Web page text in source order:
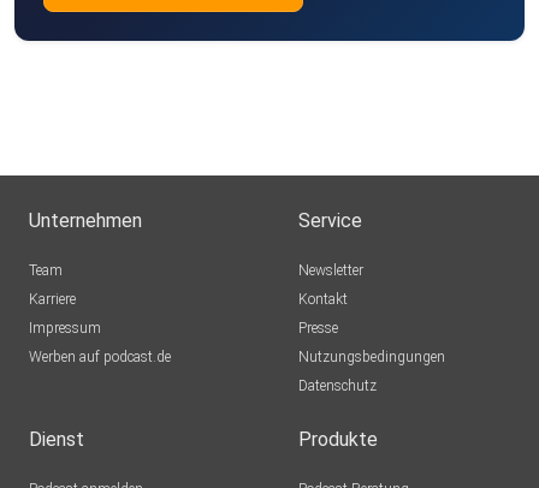
Unternehmen
Team
Karriere
Impressum
Werben auf podcast.de
Service
Newsletter
Kontakt
Presse
Nutzungsbedingungen
Datenschutz
Dienst Produkte